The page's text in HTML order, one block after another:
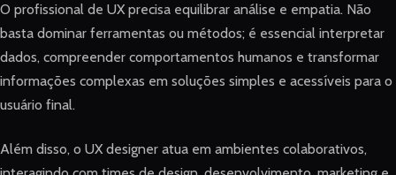
O profissional de UX precisa equilibrar análise e empatia. Não
basta dominar ferramentas ou métodos; é essencial interpretar
dados, compreender comportamentos humanos e transformar
informações complexas em soluções simples e acessíveis para o
usuário final.
Além disso, o UX designer atua em ambientes colaborativos,